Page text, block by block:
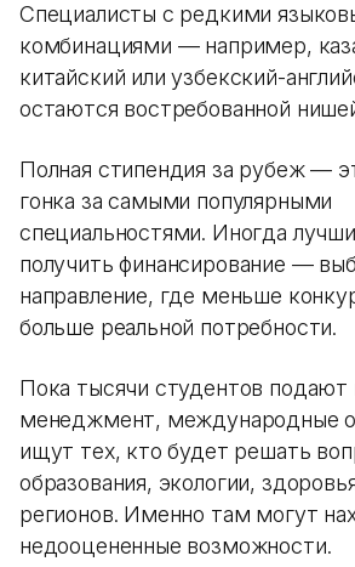
Специалисты с редкими
комбинациями — например,
китайский или узбекский-
остаются востребованной
Полная стипендия за рубеж —
гонка за самыми популярными
специальностями. Иногда
получить финансирование —
направление, где меньше
больше реальной потребности.
Пока тысячи студентов подают
менеджмент, международные
ищут тех, кто будет решать
образования, экологии,
регионов. Именно там могут
недооцененные возможности.